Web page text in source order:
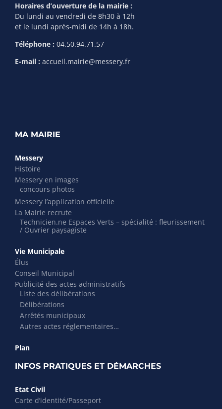
Horaires d’ouverture de la mairie :
Du lundi au vendredi de 8h30 à 12h
et le lundi après-midi de 14h à 18h.
Téléphone : 04.50.94.71.57
E-mail : accueil.mairie@messery.fr
MA MAIRIE
Messery
Histoire
Messery en images
concours photos
Messery l’application officielle
La Mairie recrute
Technicien.ne Espaces Verts – spécialité : fleurissement
/ Ouvrier paysagiste
Vie Municipale
Élus
Conseil Municipal
Publicité des actes administratifs
Liste des délibérations
Délibérations
Arrêtés municipaux
Autres actes réglementaires…
Plan
INFOS PRATIQUES ET DÉMARCHES
Etat Civil
Carte d’identité/Passeport